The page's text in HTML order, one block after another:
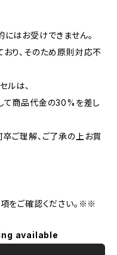
はお受けできません。
り、そのため原則対応不
ルは、
て商品代金の30%を差し
ご理解、ご了承の上お買
をご確認ください。※※
available